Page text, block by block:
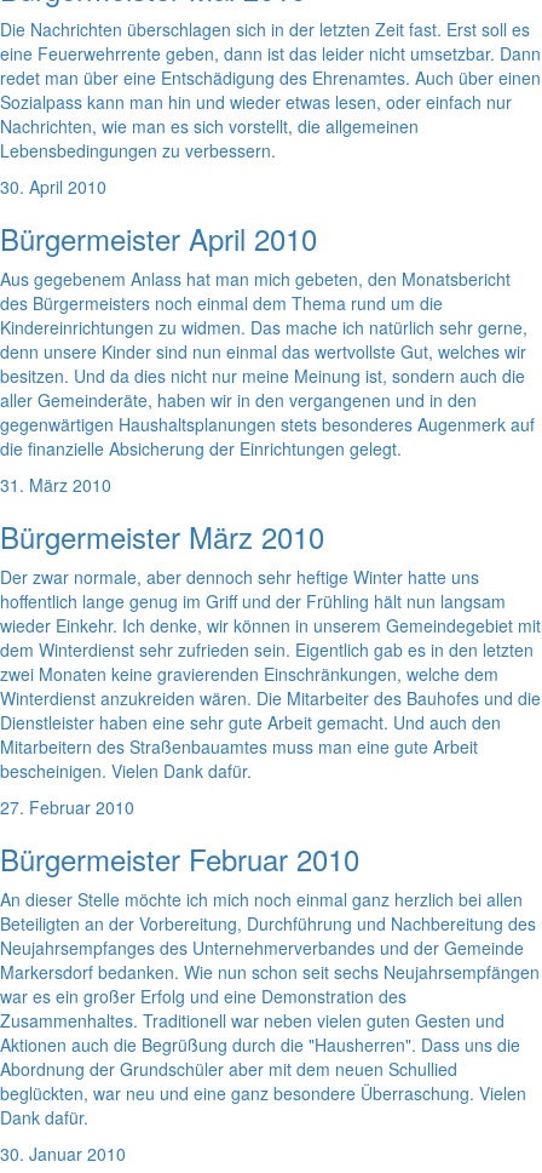
Die Nachrichten überschlagen sich in der letzten Zeit fast. Erst soll es
eine Feuerwehrrente geben, dann ist das leider nicht umsetzbar. Dann
redet man über eine Entschädigung des Ehrenamtes. Auch über einen
Sozialpass kann man hin und wieder etwas lesen, oder einfach nur
Nachrichten, wie man es sich vorstellt, die allgemeinen
Lebensbedingungen zu verbessern.
30. April 2010
Bürgermeister April 2010
Aus gegebenem Anlass hat man mich gebeten, den Monatsbericht
des Bürgermeisters noch einmal dem Thema rund um die
Kindereinrichtungen zu widmen. Das mache ich natürlich sehr gerne,
denn unsere Kinder sind nun einmal das wertvollste Gut, welches wir
besitzen. Und da dies nicht nur meine Meinung ist, sondern auch die
aller Gemeinderäte, haben wir in den vergangenen und in den
gegenwärtigen Haushaltsplanungen stets besonderes Augenmerk auf
die finanzielle Absicherung der Einrichtungen gelegt.
31. März 2010
Bürgermeister März 2010
Der zwar normale, aber dennoch sehr heftige Winter hatte uns
hoffentlich lange genug im Griff und der Frühling hält nun langsam
wieder Einkehr. Ich denke, wir können in unserem Gemeindegebiet mit
dem Winterdienst sehr zufrieden sein. Eigentlich gab es in den letzten
zwei Monaten keine gravierenden Einschränkungen, welche dem
Winterdienst anzukreiden wären. Die Mitarbeiter des Bauhofes und die
Dienstleister haben eine sehr gute Arbeit gemacht. Und auch den
Mitarbeitern des Straßenbauamtes muss man eine gute Arbeit
bescheinigen. Vielen Dank dafür.
27. Februar 2010
Bürgermeister Februar 2010
An dieser Stelle möchte ich mich noch einmal ganz herzlich bei allen
Beteiligten an der Vorbereitung, Durchführung und Nachbereitung des
Neujahrsempfanges des Unternehmerverbandes und der Gemeinde
Markersdorf bedanken. Wie nun schon seit sechs Neujahrsempfängen
war es ein großer Erfolg und eine Demonstration des
Zusammenhaltes. Traditionell war neben vielen guten Gesten und
Aktionen auch die Begrüßung durch die "Hausherren". Dass uns die
Abordnung der Grundschüler aber mit dem neuen Schullied
beglückten, war neu und eine ganz besondere Überraschung. Vielen
Dank dafür.
30. Januar 2010